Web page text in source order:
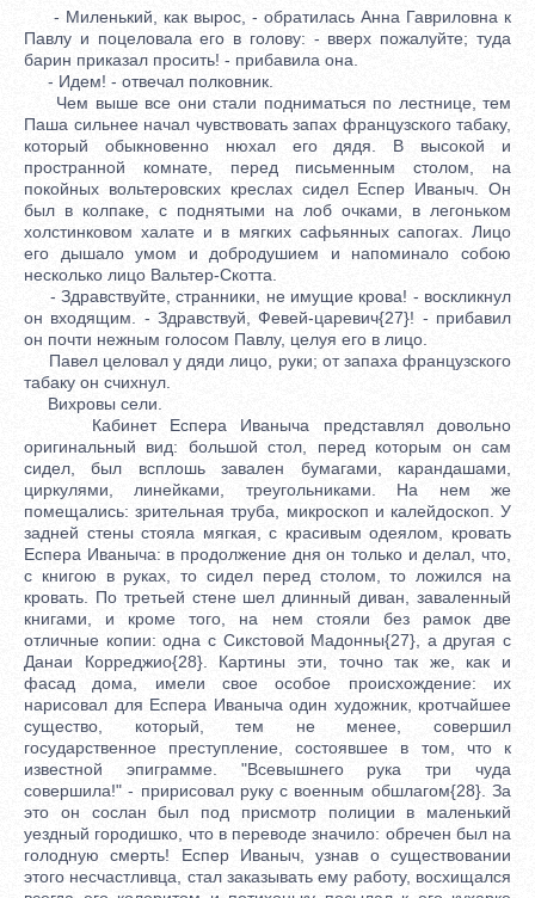
- Миленький, как вырос, - обратилась Анна Гавриловна к
Павлу и поцеловала его в голову: - вверх пожалуйте; туда
барин приказал просить! - прибавила она.
- Идем! - отвечал полковник.
Чем выше все они стали подниматься по лестнице, тем
Паша сильнее начал чувствовать запах французского табаку,
который обыкновенно нюхал его дядя. В высокой и
пространной комнате, перед письменным столом, на
покойных вольтеровских креслах сидел Еспер Иваныч. Он
был в колпаке, с поднятыми на лоб очками, в легоньком
холстинковом халате и в мягких сафьянных сапогах. Лицо
его дышало умом и добродушием и напоминало собою
несколько лицо Вальтер-Скотта.
- Здравствуйте, странники, не имущие крова! - воскликнул
он входящим. - Здравствуй, Февей-царевич{27}! - прибавил
он почти нежным голосом Павлу, целуя его в лицо.
Павел целовал у дяди лицо, руки; от запаха французского
табаку он счихнул.
Вихровы сели.
Кабинет Еспера Иваныча представлял довольно
оригинальный вид: большой стол, перед которым он сам
сидел, был всплошь завален бумагами, карандашами,
циркулями, линейками, треугольниками. На нем же
помещались: зрительная труба, микроскоп и калейдоскоп. У
задней стены стояла мягкая, с красивым одеялом, кровать
Еспера Иваныча: в продолжение дня он только и делал, что,
с книгою в руках, то сидел перед столом, то ложился на
кровать. По третьей стене шел длинный диван, заваленный
книгами, и кроме того, на нем стояли без рамок две
отличные копии: одна с Сикстовой Мадонны{27}, а другая с
Данаи Корреджио{28}. Картины эти, точно так же, как и
фасад дома, имели свое особое происхождение: их
нарисовал для Еспера Иваныча один художник, кротчайшее
существо, который, тем не менее, совершил
государственное преступление, состоявшее в том, что к
известной эпиграмме. "Всевышнего рука три чуда
совершила!" - пририсовал руку с военным обшлагом{28}. За
это он сослан был под присмотр полиции в маленький
уездный городишко, что в переводе значило: обречен был на
голодную смерть! Еспер Иваныч, узнав о существовании
этого несчастливца, стал заказывать ему работу, восхищался